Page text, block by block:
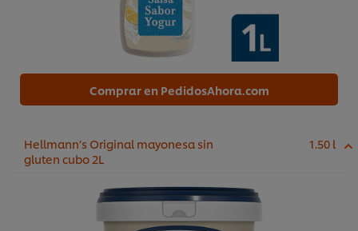
Comprar en PedidosAhora.com
Hellmann’s Original mayonesa sin
gluten cubo 2L
1.50 l